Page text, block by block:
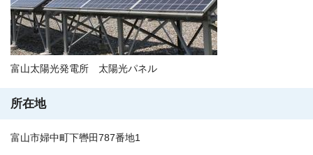
富山太陽光発電所 太陽光パネル
所在地
富山市婦中町下轡田787番地1